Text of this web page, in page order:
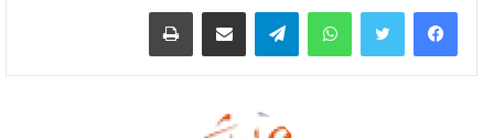
واتساب تيلقرام مشاركة عبر البريد طباعة